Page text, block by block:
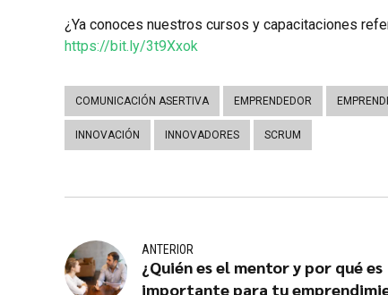
¿Ya conoces nuestros cursos y capacitaciones
https://bit.ly/3t9Xxok
COMUNICACIÓN ASERTIVA EMPRENDEDOR
INNOVACIÓN INNOVADORES SCRUM
ANTERIOR
¿Quién es el mentor y por qué es
importante para tu